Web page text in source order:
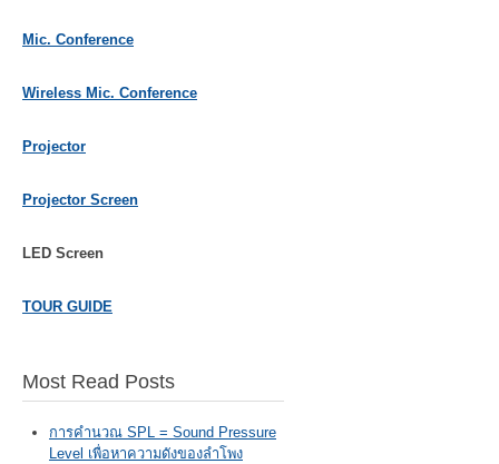
Mic. Conference
Wireless Mic. Conference
Projector
Projector Screen
LED Screen
TOUR GUIDE
Most Read Posts
การคำนวณ SPL = Sound Pressure
Level เพื่อหาความดังของลำโพง